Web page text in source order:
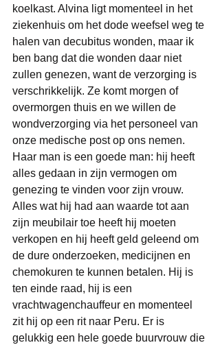
koelkast. Alvina ligt momenteel in het
ziekenhuis om het dode weefsel weg te
halen van decubitus wonden, maar ik
ben bang dat die wonden daar niet
zullen genezen, want de verzorging is
verschrikkelijk. Ze komt morgen of
overmorgen thuis en we willen de
wondverzorging via het personeel van
onze medische post op ons nemen.
Haar man is een goede man: hij heeft
alles gedaan in zijn vermogen om
genezing te vinden voor zijn vrouw.
Alles wat hij had aan waarde tot aan
zijn meubilair toe heeft hij moeten
verkopen en hij heeft geld geleend om
de dure onderzoeken, medicijnen en
chemokuren te kunnen betalen. Hij is
ten einde raad, hij is een
vrachtwagenchauffeur en momenteel
zit hij op een rit naar Peru. Er is
gelukkig een hele goede buurvrouw die